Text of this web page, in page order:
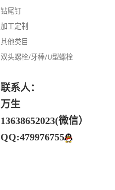
钻尾钉
加工定制
其他类目
双头螺栓/牙棒/U型螺栓
联系人：
万生
13638652023(微信）
QQ:479976755